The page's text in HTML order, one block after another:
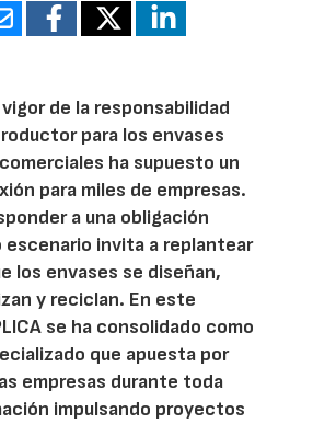
de la responsabilidad
para los envases
ha supuesto un
para miles de empresas.
a una obligación
escenario invita a replantear
los envases se diseñan,
y reciclan. En este
se ha consolidado como
que apuesta por
empresas durante toda
impulsando proyectos